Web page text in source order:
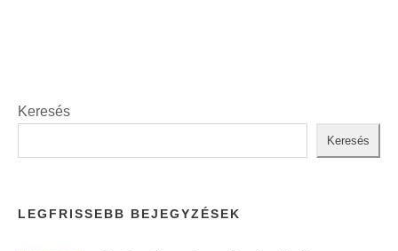
Keresés
Keresés
LEGFRISSEBB BEJEGYZÉSEK